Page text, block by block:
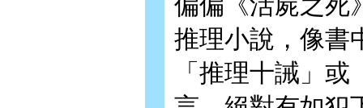
推理小說，像書
「推理十誡」